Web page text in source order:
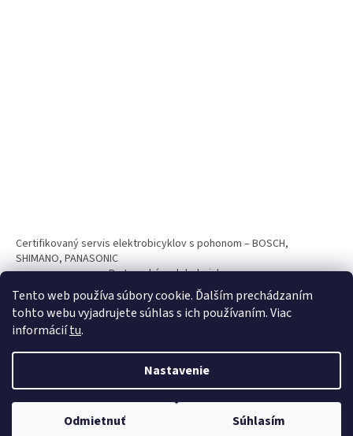
Tento web používa súbory cookie. Ďalším prechádzaním
tohto webu vyjadrujete súhlas s ich používaním. Viac
informáciítu.
Nastavenie
Odmietnuť Súhlasím
Certifikovaný servis elektrobicyklov s pohonom – BOSCH,
SHIMANO, PANASONIC
Partnerský web hokejshop.eu
Vytvoril Shoptet
Copyright 2026BICYKLE SPAIZ shop . Všetky práva vyhradené.